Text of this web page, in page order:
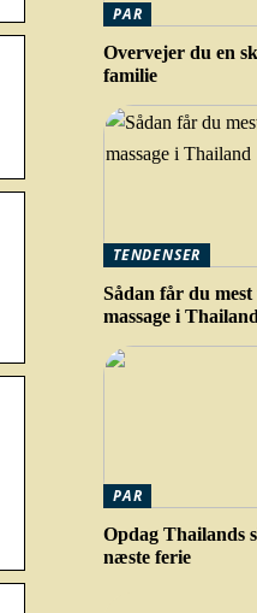
PAR
Overvejer du en
familie
TENDENSER
Sådan får du
massage i Thailand
PAR
Opdag Thailands
næste ferie